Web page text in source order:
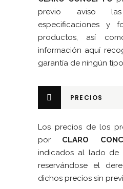
previo aviso las
especificaciones y
productos, así
información aquí
garantía de ningún
PRECIOS
Los precios de los
por CLARO
indicados al lado de
reservándose el
dichos precios sin